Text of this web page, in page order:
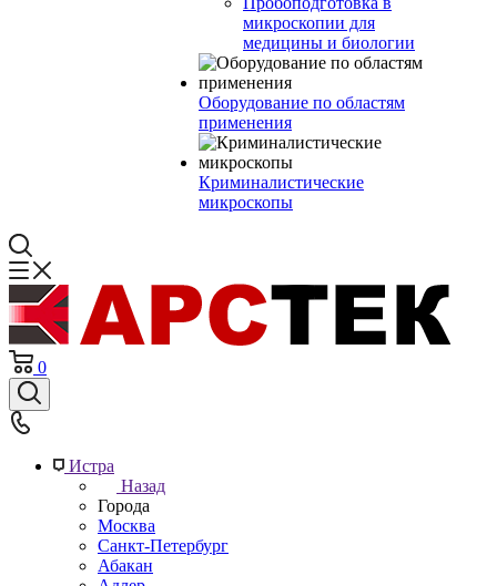
микроскопии для
медицины и биологии
Оборудование по областям
применения
Криминалистические
микроскопы
0
Истра
Назад
Города
Москва
Санкт-Петербург
Абакан